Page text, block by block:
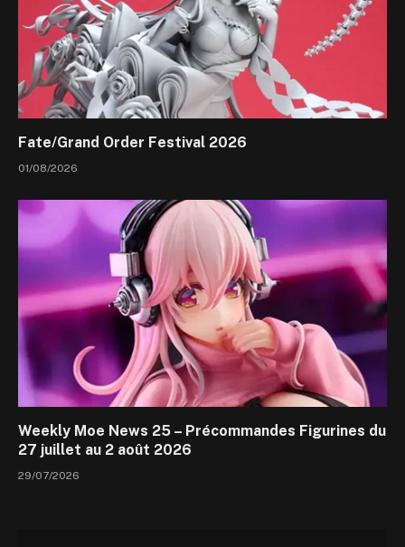
Fate/Grand Order Festival 2026
01/08/2026
Weekly Moe News 25 – Précommandes Figurines du
27 juillet au 2 août 2026
29/07/2026